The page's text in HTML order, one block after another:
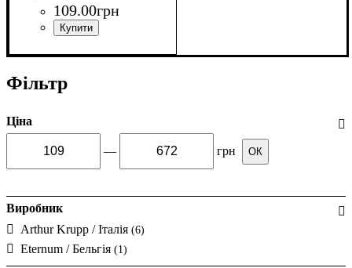
109.00грн
Фільтр
Ціна
— грн ОК
Виробник
Arthur Krupp / Італія (6)
Eternum / Бельгія (1)